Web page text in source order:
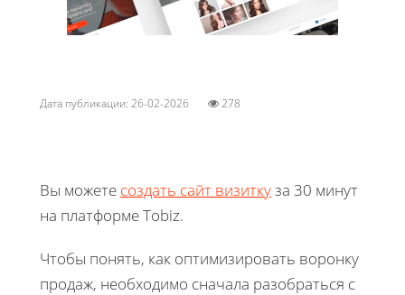
Дата публикации: 26-02-2026 278
Вы можете создать сайт визиткуза 30 минут
на платформе Tobiz.
Чтобы понять, как оптимизировать воронку
продаж, необходимо сначала разобраться с